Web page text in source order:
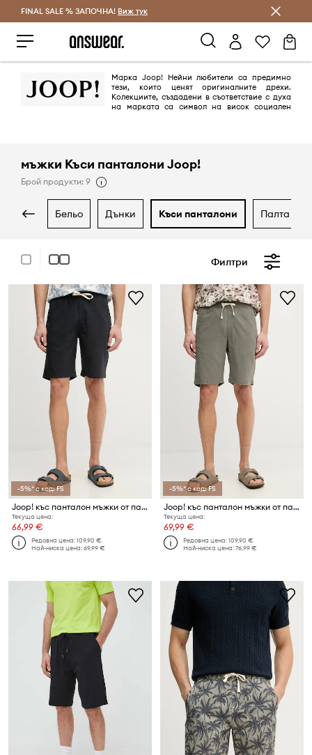
Спестявай с Answear Club
FINAL SALE % ЗАПОЧНА! Виж тук
Марка Joop! Нейни любители са предимно
тези, които ценят оригиналните дрехи.
Колекциите, създадени в съответствие с духа
на марката са символ на висок социален
мъжки Къси панталони Joop!
Брой продукти: 9
бельо дънки къси панталони палта
Филтри
-5%* с код: FS
Joop! къс панталон мъжки от памук
Текуща цена:
66,99 €
Редовна цена:109,90 €
Най-ниска цена:69,99 €
-5%* с код: FS
Joop! къс панталон мъжки от памук
Текуща цена:
69,99 €
Редовна цена:109,90 €
Най-ниска цена:76,99 €